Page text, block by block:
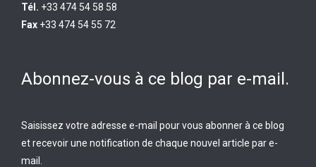
Tél. +33 474 54 58 58
Fax +33 474 54 55 72
Abonnez-vous à ce blog par e-mail.
Saisissez votre adresse e-mail pour vous abonner à ce blog
et recevoir une notification de chaque nouvel article par e-
mail.